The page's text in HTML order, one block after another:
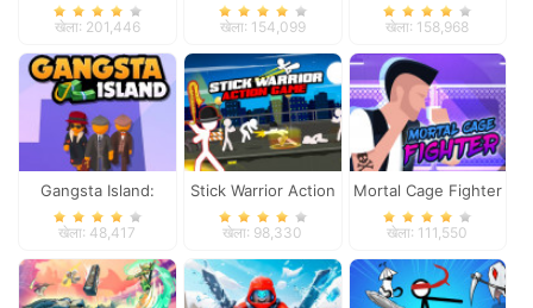
खेला: 201,446 खेला: 154,099 खेला: 158,968
Gangsta Island:
Crime City
खेला: 48,417
Stick Warrior Action
Game
खेला: 98,330
Mortal Cage Fighter
खेला: 111,550